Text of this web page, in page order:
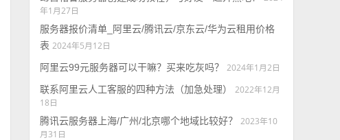
年1月27日
服务器报价清单_阿里云/腾讯云/京东云/华为云租用价格
表 2024年5月12日
阿里云99元服务器可以干嘛？买来吃灰吗？
2024年1月2日
联系阿里云人工客服的四种方法（加急处理）
2022年12月
18日
腾讯云服务器上海/广州/北京哪个地域比较好？
2023年10
月31日